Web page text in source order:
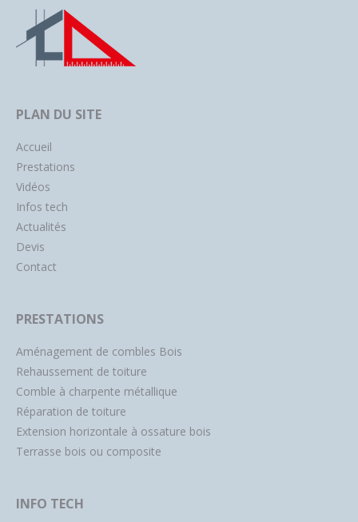
PLAN DU SITE
Accueil
Prestations
Vidéos
Infos tech
Actualités
Devis
Contact
PRESTATIONS
Aménagement de combles Bois
Rehaussement de toiture
Comble à charpente métallique
Réparation de toiture
Extension horizontale à ossature bois
Terrasse bois ou composite
INFO TECH